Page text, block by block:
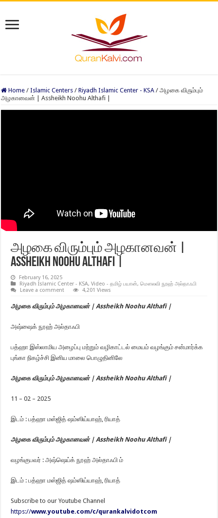
Home / Islamic Centers / Riyadh Islamic Center - KSA / அழகை விரும்பும்
அழகானவன் | Assheikh Noohu Althafi |
அழகை விரும்பும் அழகானவன் |
Assheikh Noohu Althafi |
February 16, 2025
Riyadh Islamic Center - KSA,Video - தமிழ் பயான்,மௌலவி நூஹ் அல்தாஃபி
Leave a comment
4,201 Views
அழகை விரும்பும் அழகானவன் | Assheikh Noohu Althafi |
அஷ்ஷைக் நூஹ் அல்தாஃபி
பத்ஹா இஸ்லாமிய அழைப்பு மற்றும் வழிகாட்டல் மையம் வழங்கும் சன்மார்க்க
புங்கா நிகழ்ச்சி இனிய மாலை பொழுதினிலே
அழகை விரும்பும் அழகானவன் | Assheikh Noohu Althafi |
11 – 02 – 2025
இடம் : பத்ஹா மஸ்ஜித் ஷம்ஸிய்யாஹ், ரியாத்
அழகை விரும்பும் அழகானவன் | Assheikh Noohu Althafi |
வழங்குபவர் : அஷ்ஷெய்க் நூஹ் அல்தாஃபி ம்
இடம் : பத்ஹா மஸ்ஜித் ஷம்ஸிய்யாஹ், ரியாத்
Subscribe to our Youtube Channel
https://www.youtube.com/c/qurankalvidotcom